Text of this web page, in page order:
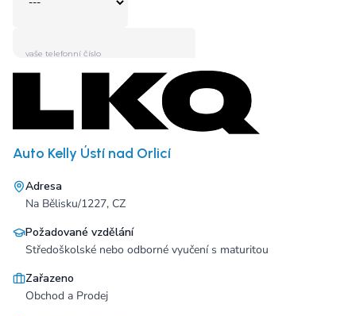
Auto Kelly Ústí nad Orlicí
Adresa
Na Bělisku/1227, CZ
Požadované vzdělání
Středoškolské nebo odborné vyučení s maturitou
Zařazeno
Obchod a Prodej